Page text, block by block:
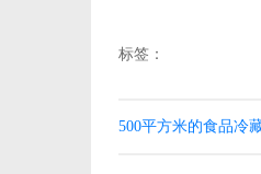
标签：
500平方米的食品冷